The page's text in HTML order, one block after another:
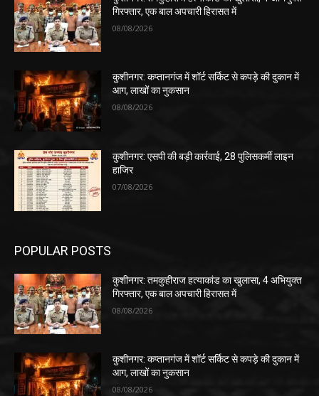
गिरफ्तार, एक बाल अपचारी हिरासत में
08/08/2026
कुशीनगर: कप्तानगंज में शॉर्ट सर्किट से कपड़े की दुकान में
आग, लाखों का नुकसान
08/08/2026
कुशीनगर: एसपी की बड़ी कार्रवाई, 28 पुलिसकर्मी लाइन
हाजिर
07/08/2026
POPULAR POSTS
कुशीनगर: तमकुहीराज हत्याकांड का खुलासा, 4 अभियुक्त
गिरफ्तार, एक बाल अपचारी हिरासत में
08/08/2026
कुशीनगर: कप्तानगंज में शॉर्ट सर्किट से कपड़े की दुकान में
आग, लाखों का नुकसान
08/08/2026